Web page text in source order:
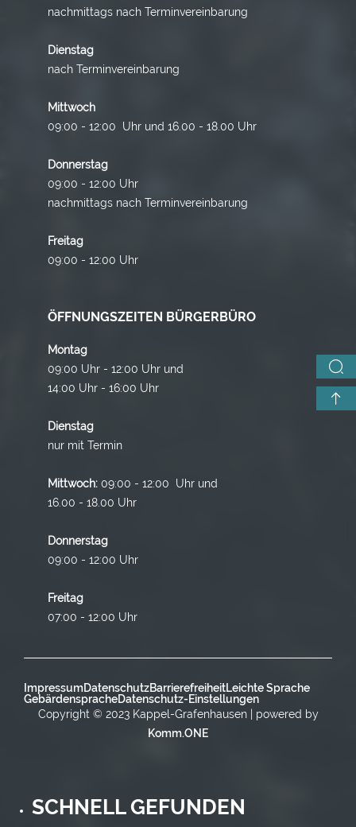
nachmittags nach Terminvereinbarung
Dienstag
nach Terminvereinbarung
Mittwoch
09:00 - 12:00 Uhr und 16.00 - 18.00 Uhr
Donnerstag
09:00 - 12:00 Uhr
nachmittags nach Terminvereinbarung
Freitag
09:00 - 12:00 Uhr
ÖFFNUNGSZEITEN BÜRGERBÜRO
Montag
09:00 Uhr - 12:00 Uhr und
14:00 Uhr - 16:00 Uhr
Dienstag
nur mit Termin
Mittwoch: 09:00 - 12:00 Uhr und
16.00 - 18.00 Uhr
Donnerstag
09:00 - 12:00 Uhr
Freitag
07:00 - 12:00 Uhr
ImpressumDatenschutzBarrierefreiheitLeichte Sprache
GebärdenspracheDatenschutz-Einstellungen
Copyright © 2023 Kappel-Grafenhausen | powered by
Komm.ONE
SCHNELL GEFUNDEN